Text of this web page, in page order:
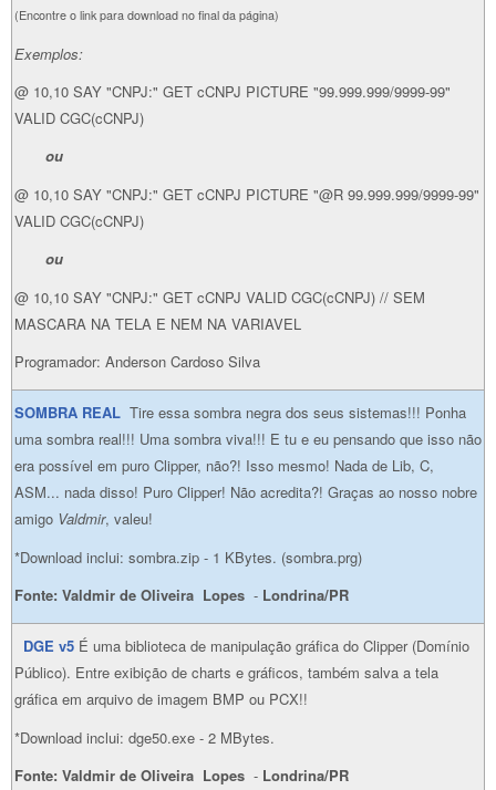
(Encontre o link para download no final da página)
Exemplos:
@ 10,10 SAY "CNPJ:" GET cCNPJ PICTURE "99.999.999/9999-99"
VALID CGC(cCNPJ)
ou
@ 10,10 SAY "CNPJ:" GET cCNPJ PICTURE "@R 99.999.999/9999-99"
VALID CGC(cCNPJ)
ou
@ 10,10 SAY "CNPJ:" GET cCNPJ VALID CGC(cCNPJ) // SEM
MASCARA NA TELA E NEM NA VARIAVEL
Programador: Anderson Cardoso Silva
SOMBRA REAL Tire essa sombra negra dos seus sistemas!!! Ponha
uma sombra real!!! Uma sombra viva!!! E tu e eu pensando que isso não
era possível em puro Clipper, não?! Isso mesmo! Nada de Lib, C,
ASM... nada disso! Puro Clipper! Não acredita?! Graças ao nosso nobre
amigo Valdmir, valeu!
*Download inclui: sombra.zip - 1 KBytes. (sombra.prg)
Fonte: Valdmir de Oliveira Lopes - Londrina/PR
DGE v5 É uma biblioteca de manipulação gráfica do Clipper (Domínio
Público). Entre exibição de charts e gráficos, também salva a tela
gráfica em arquivo de imagem BMP ou PCX!!
*Download inclui: dge50.exe - 2 MBytes.
Fonte: Valdmir de Oliveira Lopes - Londrina/PR